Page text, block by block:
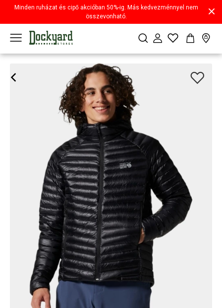
Minden ruházat és cipő akcióban 50%-ig. Más kedvezménnyel nem
összevonható.